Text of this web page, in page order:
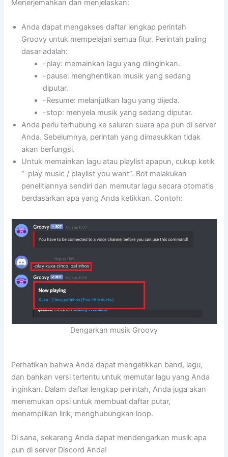
Menerjemahkan dan menjelaskan:
Anda dapat mengakses daftar lengkap perintah
Groovy untuk mempelajari semua fitur. Perintah paling
dasar adalah:
-play: memainkan lagu yang diinginkan.
-pause: menghentikan musik yang sedang
diputar.
-Resume: melanjutkan lagu yang dijeda.
-stop: menyela musik yang sedang diputar.
Anda perlu terhubung ke saluran suara apa pun di server
Anda. Sebelumnya, perintah yang dimasukkan tidak
akan berfungsi.
Untuk memainkan lagu atau playlist apapun, cukup ketik
“-play music / playlist you want”. Bot melakukan
penelitiannya sendiri dan memutar lagu secara otomatis
berdasarkan apa yang Anda ketikkan. Contoh:
Dengarkan musik Groovy
Perhatikan bahwa Anda dapat mengetikkan band, lagu,
dan bahkan versi tertentu untuk memutar lagu yang Anda
inginkan. Dalam daftar lengkap perintah, Anda juga akan
menemukan opsi untuk membuat daftar putar,
menampilkan lirik, menghubungkan loop.
Di sana, sekarang Anda dapat mendengarkan musik apa
pun di server Discord Anda!